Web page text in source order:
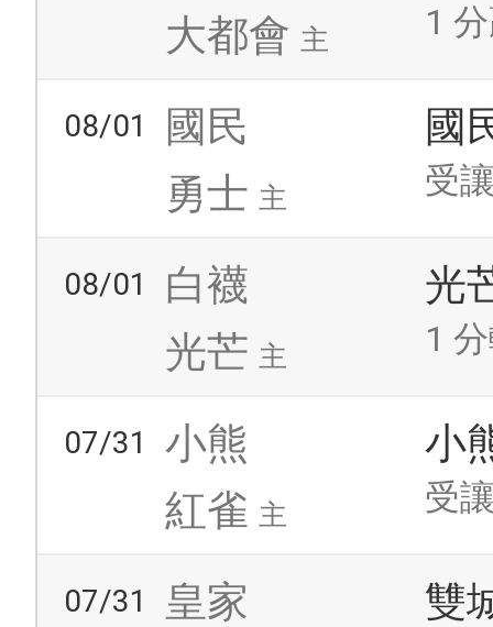
大都會 主 1
08/01
國民
勇士 主
國
受
08/01
白襪
光芒 主
光
1
07/31
小熊
紅雀 主
小
受
07/31
皇家
雙